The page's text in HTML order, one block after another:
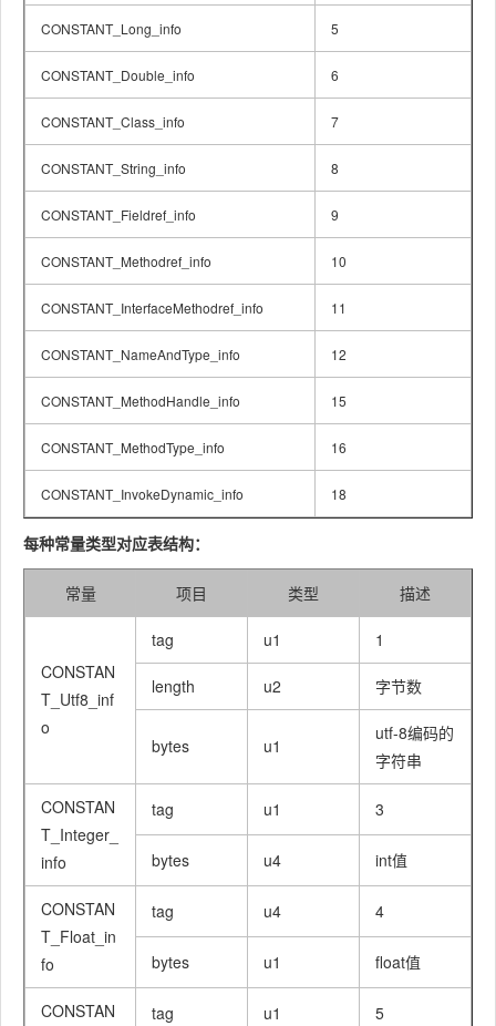
CONSTANT_Long_info 5
CONSTANT_Double_info 6
CONSTANT_Class_info 7
CONSTANT_String_info 8
CONSTANT_Fieldref_info 9
CONSTANT_Methodref_info 10
CONSTANT_InterfaceMethodref_info 11
CONSTANT_NameAndType_info 12
CONSTANT_MethodHandle_info 15
CONSTANT_MethodType_info 16
CONSTANT_InvokeDynamic_info 18
每种常量类型对应表结构：
常量 项目 类型 描述
CONSTAN
T_Utf8_inf
o
tag u1 1
length u2 字节数
bytes u1
utf-8编码的
字符串
CONSTAN
T_Integer_
info
tag u1 3
bytes u4 int值
CONSTAN
T_Float_in
fo
tag u4 4
bytes u1 float值
CONSTAN
tag u1 5